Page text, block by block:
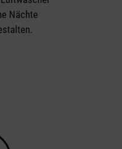
Nächte